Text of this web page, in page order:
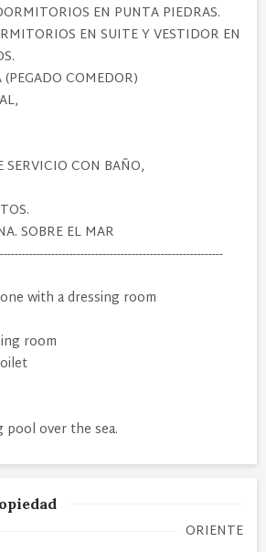
EN PUNTA PIEDRAS.
EN SUITE Y VESTIDOR EN
COMEDOR)
SERVICIO CON BAÑO,
SOBRE EL MAR
with a dressing room
room
pool over the sea.
ORIENTE